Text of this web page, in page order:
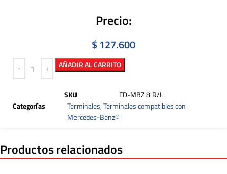
Precio:
$ 127.600
AÑADIR AL CARRITO
SKU
FD-MBZ 8 R/L
Categorías
Terminales,Terminales compatibles con
Mercedes-Benz®
Productos relacionados